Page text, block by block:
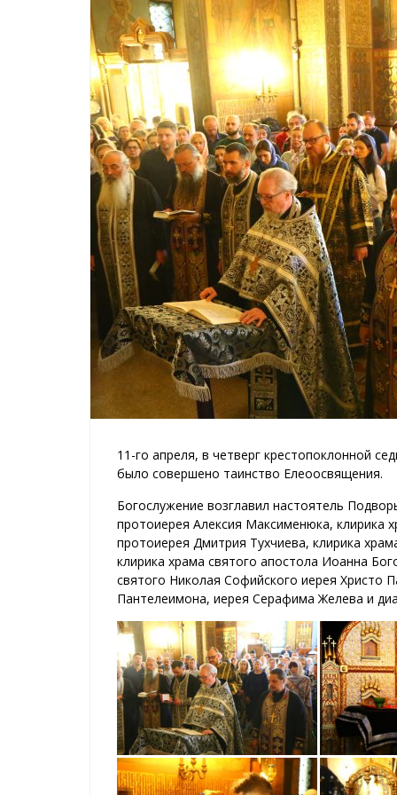
11-го апреля, в четверг крестопоклонной
было совершено таинство Елеоосвящения.
Богослужение возглавил настоятель
протоиерея Алексия Максименюка, клирика
протоиерея Дмитрия Тухчиева, клирика
клирика храма святого апостола Иоанна
святого Николая Софийского иерея Христо
Пантелеимона, иерея Серафима Желева и